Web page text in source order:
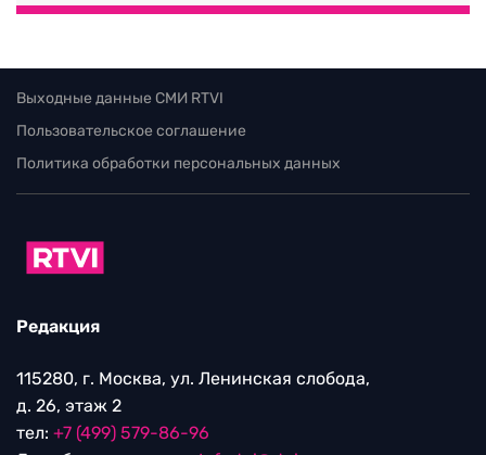
Выходные данные СМИ RTVI
Пользовательское соглашение
Политика обработки персональных данных
Редакция
115280, г. Москва, ул. Ленинская слобода,
д. 26, этаж 2
тел: +7 (499) 579-86-96